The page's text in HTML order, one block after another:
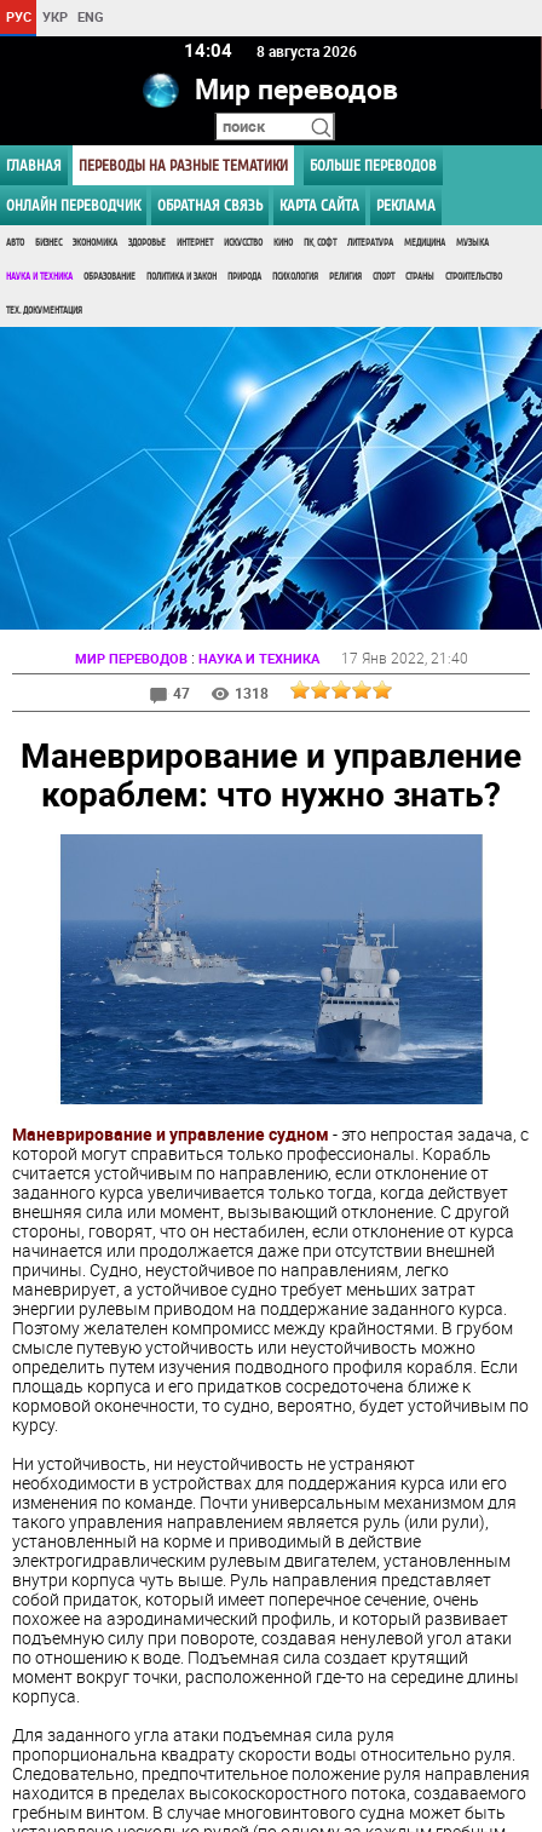
РУС УКР ENG
14 04 8 августа 2026
Мир переводов
ГЛАВНАЯ ПЕРЕВОДЫ НА РАЗНЫЕ ТЕМАТИКИ БОЛЬШЕ ПЕРЕВОДОВ
ОНЛАЙН ПЕРЕВОДЧИК ОБРАТНАЯ СВЯЗЬ КАРТА САЙТА РЕКЛАМА
АВТО БИЗНЕС ЭКОНОМИКА ЗДОРОВЬЕ ИНТЕРНЕТ ИСКУССТВО КИНО ПК, СОФТ ЛИТЕРАТУРА МЕДИЦИНА МУЗЫКА
НАУКА И ТЕХНИКА ОБРАЗОВАНИЕ ПОЛИТИКА И ЗАКОН ПРИРОДА ПСИХОЛОГИЯ РЕЛИГИЯ СПОРТ СТРАНЫ СТРОИТЕЛЬСТВО
ТЕХ. ДОКУМЕНТАЦИЯ
МИР ПЕРЕВОДОВ: НАУКА И ТЕХНИКА 17 Янв 2022 , 21:40
47
1318
Маневрирование и управление
кораблем: что нужно знать?
Маневрирование и управление судном - это непростая задача, с
которой могут справиться только профессионалы. Корабль
считается устойчивым по направлению, если отклонение от
заданного курса увеличивается только тогда, когда действует
внешняя сила или момент, вызывающий отклонение. С другой
стороны, говорят, что он нестабилен, если отклонение от курса
начинается или продолжается даже при отсутствии внешней
причины. Судно, неустойчивое по направлениям, легко
маневрирует, а устойчивое судно требует меньших затрат
энергии рулевым приводом на поддержание заданного курса.
Поэтому желателен компромисс между крайностями. В грубом
смысле путевую устойчивость или неустойчивость можно
определить путем изучения подводного профиля корабля. Если
площадь корпуса и его придатков сосредоточена ближе к
кормовой оконечности, то судно, вероятно, будет устойчивым по
курсу.
Ни устойчивость, ни неустойчивость не устраняют
необходимости в устройствах для поддержания курса или его
изменения по команде. Почти универсальным механизмом для
такого управления направлением является руль (или рули),
установленный на корме и приводимый в действие
электрогидравлическим рулевым двигателем, установленным
внутри корпуса чуть выше. Руль направления представляет
собой придаток, который имеет поперечное сечение, очень
похожее на аэродинамический профиль, и который развивает
подъемную силу при повороте, создавая ненулевой угол атаки
по отношению к воде. Подъемная сила создает крутящий
момент вокруг точки, расположенной где-то на середине длины
корпуса.
Для заданного угла атаки подъемная сила руля
пропорциональна квадрату скорости воды относительно руля.
Следовательно, предпочтительное положение руля направления
находится в пределах высокоскоростного потока, создаваемого
гребным винтом. В случае многовинтового судна может быть